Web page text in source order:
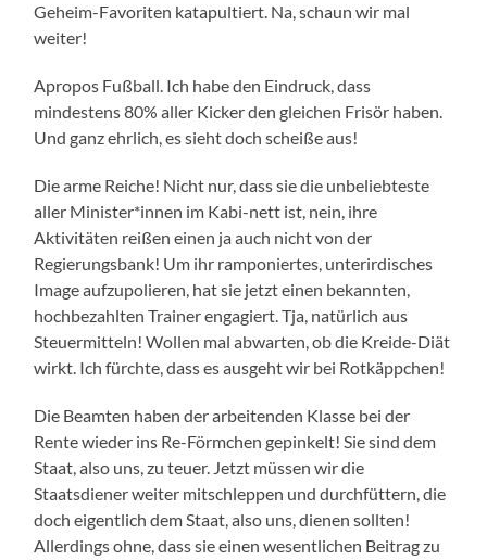
Geheim-Favoriten katapultiert. Na, schaun wir mal
weiter!
Apropos Fußball. Ich habe den Eindruck, dass
mindestens 80% aller Kicker den gleichen Frisör haben.
Und ganz ehrlich, es sieht doch scheiße aus!
Die arme Reiche! Nicht nur, dass sie die unbeliebteste
aller Minister*innen im Kabi-nett ist, nein, ihre
Aktivitäten reißen einen ja auch nicht von der
Regierungsbank! Um ihr ramponiertes, unterirdisches
Image aufzupolieren, hat sie jetzt einen bekannten,
hochbezahlten Trainer engagiert. Tja, natürlich aus
Steuermitteln! Wollen mal abwarten, ob die Kreide-Diät
wirkt. Ich fürchte, dass es ausgeht wir bei Rotkäppchen!
Die Beamten haben der arbeitenden Klasse bei der
Rente wieder ins Re-Förmchen gepinkelt! Sie sind dem
Staat, also uns, zu teuer. Jetzt müssen wir die
Staatsdiener weiter mitschleppen und durchfüttern, die
doch eigentlich dem Staat, also uns, dienen sollten!
Allerdings ohne, dass sie einen wesentlichen Beitrag zu